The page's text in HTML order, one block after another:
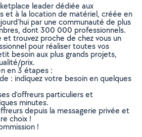
leader dédiée aux
et à la location de matériel, créée en
par une communauté de plus
dont 300 000 professionnels.
trouvez proche de chez vous un
pour réaliser toutes vos
besoin aux plus grands projets,
prix.
en 3 étapes :
: indiquez votre besoin en quelques
d’offreurs particuliers et
minutes.
depuis la messagerie privée et
choix !
!